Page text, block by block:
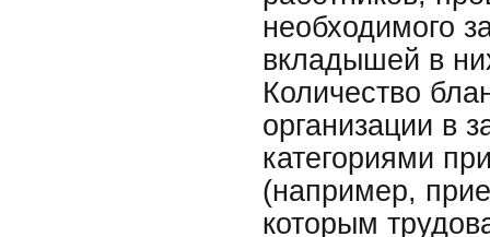
необходимого
вкладышей в
Количество
организации в
категориями
(например,
которым